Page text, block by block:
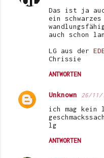
Das ist ja
ein
auch schon
LG aus der
Chrissie
ANTWORTEN
Unknown 26/11/
ich mag
lg
ANTWORTEN